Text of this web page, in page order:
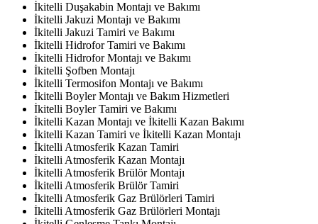
İkitelli Duşakabin Montajı ve Bakımı
İkitelli Jakuzi Montajı ve Bakımı
İkitelli Jakuzi Tamiri ve Bakımı
İkitelli Hidrofor Tamiri ve Bakımı
İkitelli Hidrofor Montajı ve Bakımı
İkitelli Şofben Montajı
İkitelli Termosifon Montajı ve Bakımı
İkitelli Boyler Montajı ve Bakım Hizmetleri
İkitelli Boyler Tamiri ve Bakımı
İkitelli Kazan Montajı ve İkitelli Kazan Bakımı
İkitelli Kazan Tamiri ve İkitelli Kazan Montajı
İkitelli Atmosferik Kazan Tamiri
İkitelli Atmosferik Kazan Montajı
İkitelli Atmosferik Brülör Montajı
İkitelli Atmosferik Brülör Tamiri
İkitelli Atmosferik Gaz Brülörleri Tamiri
İkitelli Atmosferik Gaz Brülörleri Montajı